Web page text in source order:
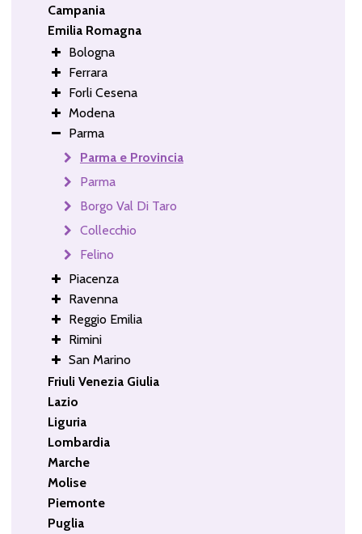
Campania
Emilia Romagna
Bologna
Ferrara
Forli Cesena
Modena
Parma
Parma e Provincia
Parma
Borgo Val Di Taro
Collecchio
Felino
Piacenza
Ravenna
Reggio Emilia
Rimini
San Marino
Friuli Venezia Giulia
Lazio
Liguria
Lombardia
Marche
Molise
Piemonte
Puglia